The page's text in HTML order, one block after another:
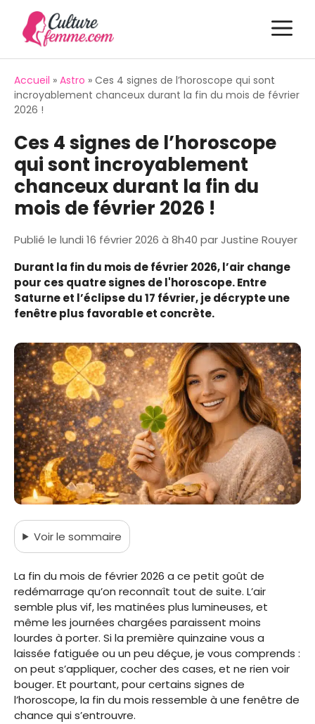
contenu
Accueil » Astro » Ces 4 signes de l’horoscope qui sont
incroyablement chanceux durant la fin du mois de février
2026 !
Ces 4 signes de l’horoscope
qui sont incroyablement
chanceux durant la fin du
mois de février 2026 !
Publié le lundi 16 février 2026 à 8h40 parJustine Rouyer
Durant la fin du mois de février 2026, l’air change
pour ces quatre signes de l'horoscope. Entre
Saturne et l’éclipse du 17 février, je décrypte une
fenêtre plus favorable et concrète.
Voirle sommaire
La fin du mois de février 2026 a ce petit goût de
redémarrage qu’on reconnaît tout de suite. L’air
semble plus vif, les matinées plus lumineuses, et
même les journées chargées paraissent moins
lourdes à porter. Si la première quinzaine vous a
laissée fatiguée ou un peu déçue, je vous comprends :
on peut s’appliquer, cocher des cases, et ne rien voir
bouger. Et pourtant, pour certains signes de
l’horoscope, la fin du mois ressemble à une fenêtre de
chance qui s’entrouvre.